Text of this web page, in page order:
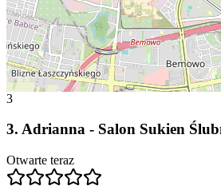
3
3. Adrianna - Salon Sukien
Otwarte teraz